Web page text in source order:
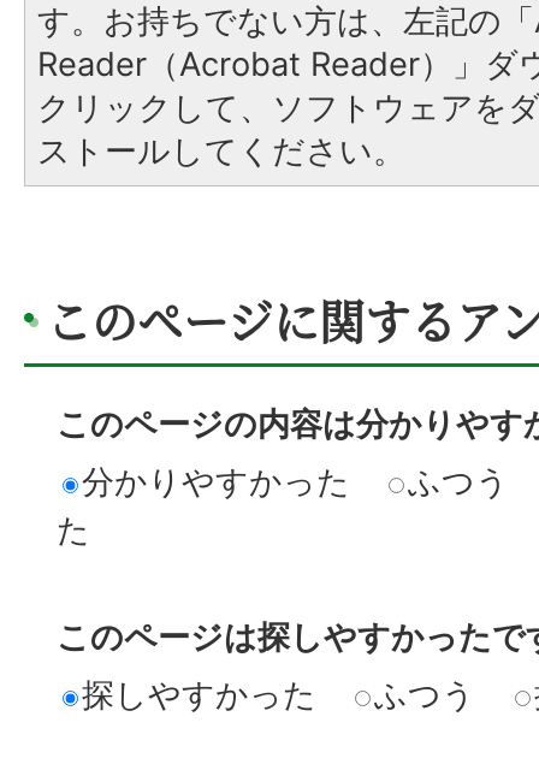
す。お持ちでない方は、左記の
Reader（Acrobat Reader）」ダ
クリックして、ソフトウェアを
ストールしてください。
このページに関するア
このページの内容は分かりやす
分かりやすかった
ふつう
た
このページは探しやすかったで
探しやすかった
ふつう